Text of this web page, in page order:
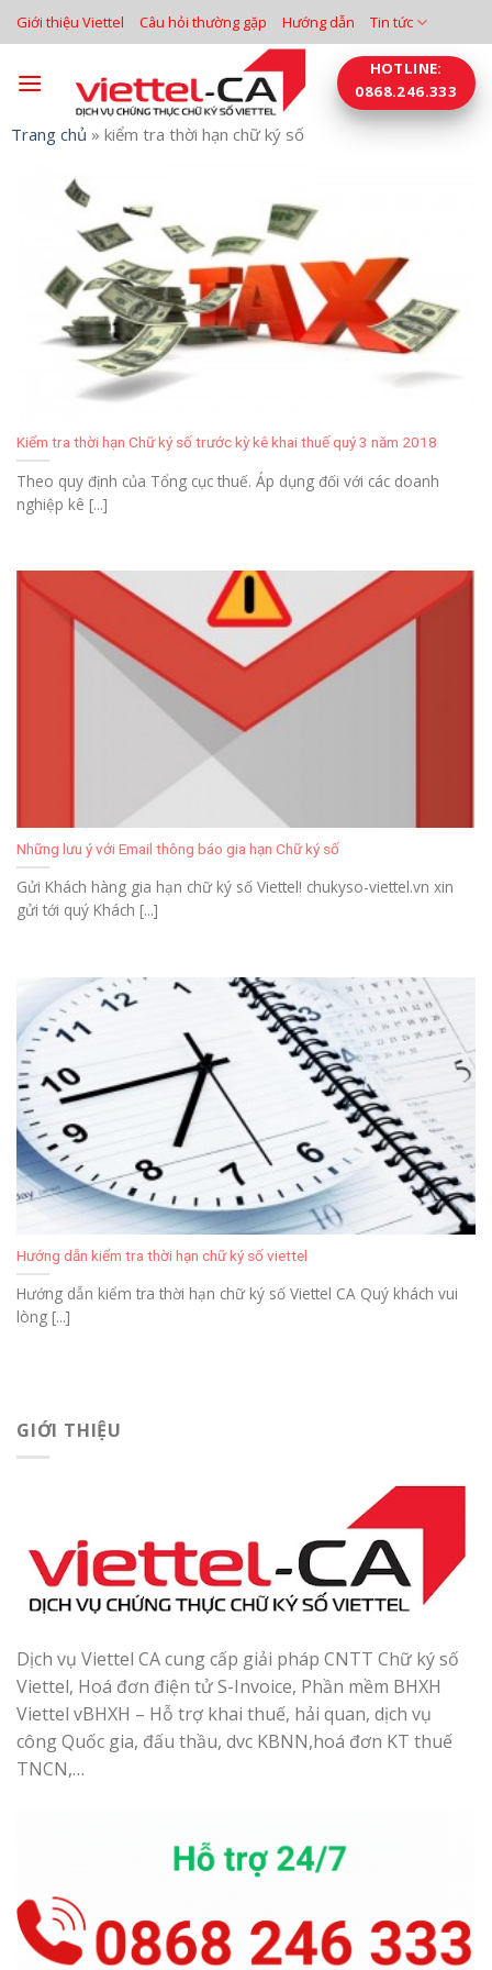
Bỏ
qua
dung
Giới thiệu Viettel Câu hỏi thường gặp Hướng dẫn Tin tức
HOTLINE:
0868.246.333
Trang chủ » kiểm tra thời hạn chữ ký số
Kiểm tra thời hạn Chữ ký số trước kỳ kê khai thuế quý 3 năm 2018
Theo quy định của Tổng cục thuế. Áp dụng đối với các doanh
nghiệp kê [...]
Những lưu ý với Email thông báo gia hạn Chữ ký số
Gửi Khách hàng gia hạn chữ ký số Viettel! chukyso-viettel.vn xin
gửi tới quý Khách [...]
Hướng dẫn kiểm tra thời hạn chữ ký số viettel
Hướng dẫn kiểm tra thời hạn chữ ký số Viettel CA Quý khách vui
lòng [...]
GIỚI THIỆU
Dịch vụ Viettel CA cung cấp giải pháp CNTT Chữ ký số
Viettel, Hoá đơn điện tử S-Invoice, Phần mềm BHXH
Viettel vBHXH – Hỗ trợ khai thuế, hải quan, dịch vụ
công Quốc gia, đấu thầu, dvc KBNN,hoá đơn KT thuế
TNCN,…